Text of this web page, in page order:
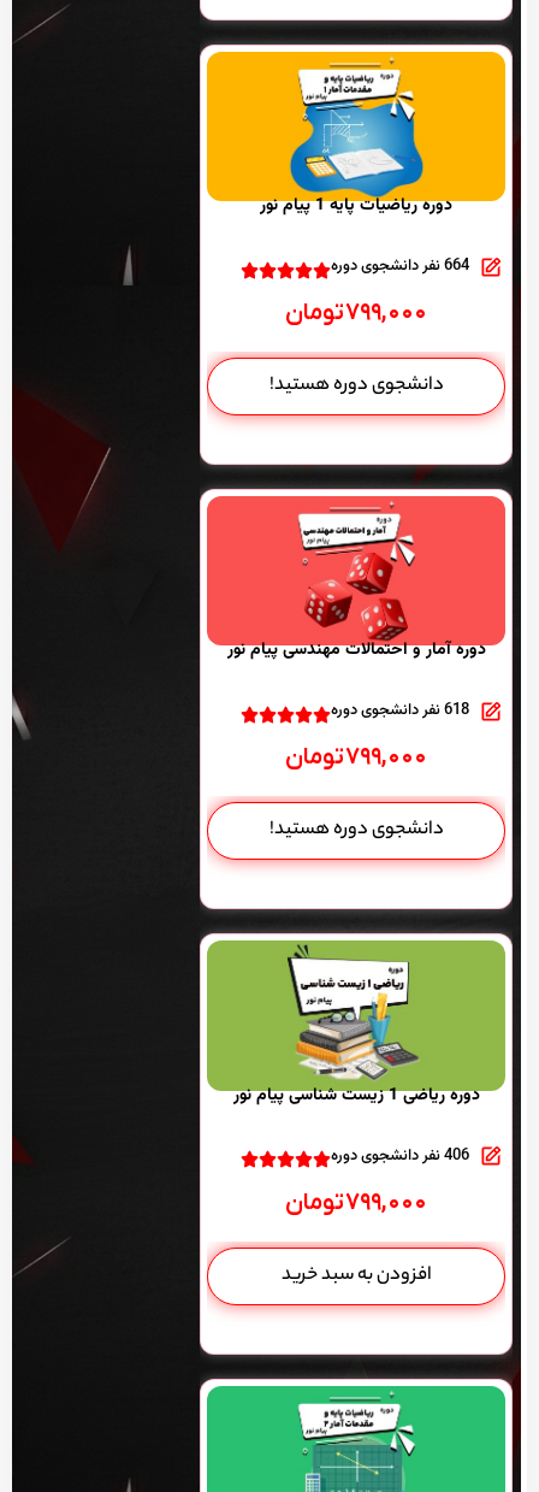
دوره ریاضیات پایه 1 پیام نور
664 نفر دانشجوی دوره
۷۹۹,۰۰۰تومان
دانشجوی دوره هستید!
دوره آمار و احتمالات مهندسی پیام نور
618 نفر دانشجوی دوره
۷۹۹,۰۰۰تومان
دانشجوی دوره هستید!
دوره ریاضی 1 زیست شناسی پیام نور
406 نفر دانشجوی دوره
۷۹۹,۰۰۰تومان
افزودن به سبد خرید